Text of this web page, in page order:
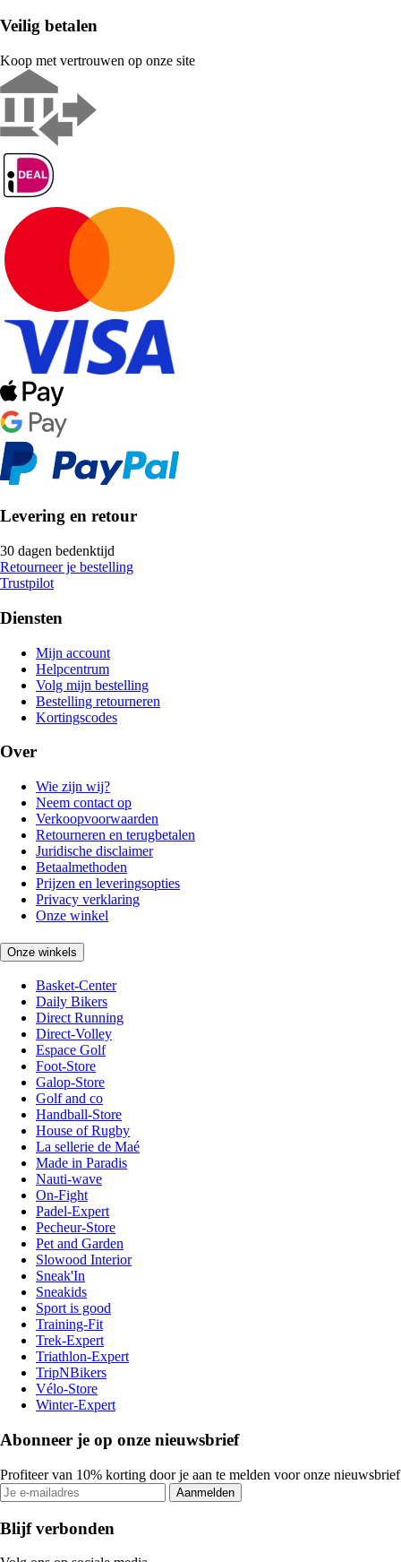
Veilig betalen
Koop met vertrouwen op onze site
Levering en retour
30 dagen bedenktijd
Retourneer je bestelling
Trustpilot
Diensten
Mijn account
Helpcentrum
Volg mijn bestelling
Bestelling retourneren
Kortingscodes
Over
Wie zijn wij?
Neem contact op
Verkoopvoorwaarden
Retourneren en terugbetalen
Juridische disclaimer
Betaalmethoden
Prijzen en leveringsopties
Privacy verklaring
Onze winkel
Onze winkels
Basket-Center
Daily Bikers
Direct Running
Direct-Volley
Espace Golf
Foot-Store
Galop-Store
Golf and co
Handball-Store
House of Rugby
La sellerie de Maé
Made in Paradis
Nauti-wave
On-Fight
Padel-Expert
Pecheur-Store
Pet and Garden
Slowood Interior
Sneak'In
Sneakids
Sport is good
Training-Fit
Trek-Expert
Triathlon-Expert
TripNBikers
Vélo-Store
Winter-Expert
Abonneer je op onze nieuwsbrief
Profiteer van 10% korting door je aan te melden voor onze nieuwsbrief
Aanmelden
Blijf verbonden